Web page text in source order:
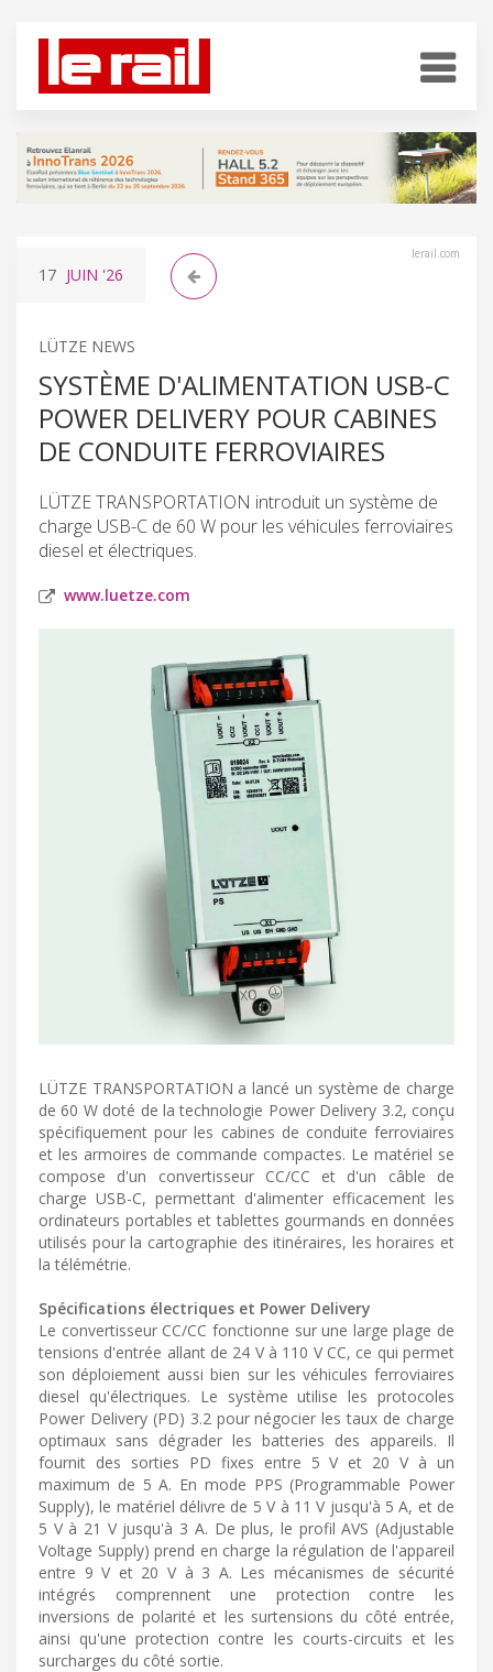
lerail.com
17 JUIN '26
LÜTZE NEWS
SYSTÈME D'ALIMENTATION USB-C
POWER DELIVERY POUR CABINES
DE CONDUITE FERROVIAIRES
LÜTZE TRANSPORTATION introduit un système de
charge USB-C de 60 W pour les véhicules ferroviaires
diesel et électriques.
www.luetze.com
LÜTZE TRANSPORTATION a lancé un système de charge
de 60 W doté de la technologie Power Delivery 3.2, conçu
spécifiquement pour les cabines de conduite ferroviaires
et les armoires de commande compactes. Le matériel se
compose d'un convertisseur CC/CC et d'un câble de
charge USB-C, permettant d'alimenter efficacement les
ordinateurs portables et tablettes gourmands en données
utilisés pour la cartographie des itinéraires, les horaires et
la télémétrie.
Spécifications électriques et Power Delivery
Le convertisseur CC/CC fonctionne sur une large plage de
tensions d'entrée allant de 24 V à 110 V CC, ce qui permet
son déploiement aussi bien sur les véhicules ferroviaires
diesel qu'électriques. Le système utilise les protocoles
Power Delivery (PD) 3.2 pour négocier les taux de charge
optimaux sans dégrader les batteries des appareils. Il
fournit des sorties PD fixes entre 5 V et 20 V à un
maximum de 5 A. En mode PPS (Programmable Power
Supply), le matériel délivre de 5 V à 11 V jusqu'à 5 A, et de
5 V à 21 V jusqu'à 3 A. De plus, le profil AVS (Adjustable
Voltage Supply) prend en charge la régulation de l'appareil
entre 9 V et 20 V à 3 A. Les mécanismes de sécurité
intégrés comprennent une protection contre les
inversions de polarité et les surtensions du côté entrée,
ainsi qu'une protection contre les courts-circuits et les
surcharges du côté sortie.